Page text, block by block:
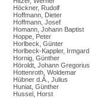
Höckner, Rudolf
Hoffmann, Dieter
Hoffmann, Josef
Homann, Johann Baptist
Hoppe, Peter
Horlbeck, Günter
Horlbeck-Kappler, Irmgard
Hornig, Günther
Höroldt, Johann Gregorius
Hottenroth, Woldemar
Hübner d.Ä., Julius
Huniat, Günther
Hussel, Horst